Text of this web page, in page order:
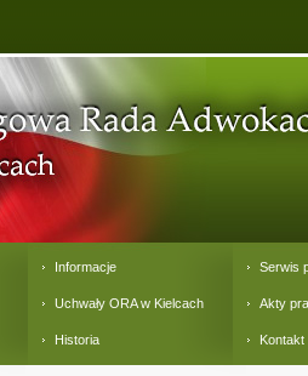
Informacje
Uchwały ORA w Kielcach
Historia
Serwis
Akty
Kontakt